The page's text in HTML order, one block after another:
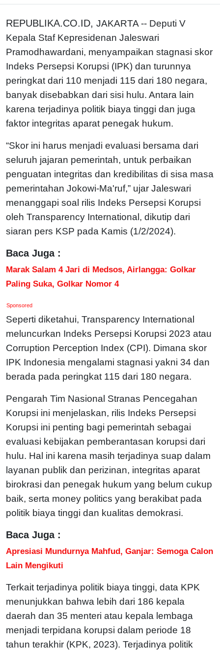
REPUBLIKA.CO.ID, JAKARTA -- Deputi V
Kepala Staf Kepresidenan Jaleswari
Pramodhawardani, menyampaikan stagnasi skor
Indeks Persepsi Korupsi (IPK) dan turunnya
peringkat dari 110 menjadi 115 dari 180 negara,
banyak disebabkan dari sisi hulu. Antara lain
karena terjadinya politik biaya tinggi dan juga
faktor integritas aparat penegak hukum.
“Skor ini harus menjadi evaluasi bersama dari
seluruh jajaran pemerintah, untuk perbaikan
penguatan integritas dan kredibilitas di sisa masa
pemerintahan Jokowi-Ma'ruf,” ujar Jaleswari
menanggapi soal rilis Indeks Persepsi Korupsi
oleh Transparency International, dikutip dari
siaran pers KSP pada Kamis (1/2/2024).
Baca Juga :
Marak Salam 4 Jari di Medsos, Airlangga: Golkar
Paling Suka, Golkar Nomor 4
Sponsored
Seperti diketahui, Transparency International
meluncurkan Indeks Persepsi Korupsi 2023 atau
Corruption Perception Index (CPI). Dimana skor
IPK Indonesia mengalami stagnasi yakni 34 dan
berada pada peringkat 115 dari 180 negara.
Pengarah Tim Nasional Stranas Pencegahan
Korupsi ini menjelaskan, rilis Indeks Persepsi
Korupsi ini penting bagi pemerintah sebagai
evaluasi kebijakan pemberantasan korupsi dari
hulu. Hal ini karena masih terjadinya suap dalam
layanan publik dan perizinan, integritas aparat
birokrasi dan penegak hukum yang belum cukup
baik, serta money politics yang berakibat pada
politik biaya tinggi dan kualitas demokrasi.
Baca Juga :
Apresiasi Mundurnya Mahfud, Ganjar: Semoga Calon
Lain Mengikuti
Terkait terjadinya politik biaya tinggi, data KPK
menunjukkan bahwa lebih dari 186 kepala
daerah dan 35 menteri atau kepala lembaga
menjadi terpidana korupsi dalam periode 18
tahun terakhir (KPK, 2023). Terjadinya politik